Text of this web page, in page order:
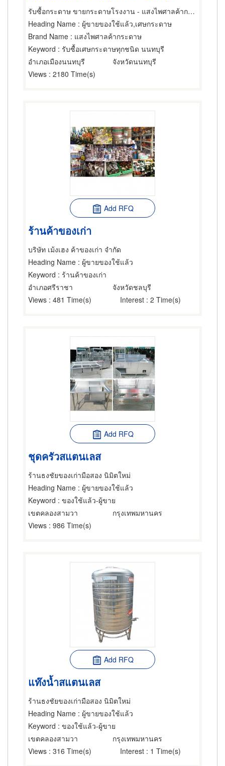
รับซื้อกระดาษ ขายกระดาษโรงงาน - แสงไพศาลค้ากระดาษ
Heading Name : ผู้ขายของใช้แล้ว,เศษกระดาษ
Brand Name : แสงไพศาลค้ากระดาษ
Keyword : รับซื้อเศษกระดาษทุกชนิด นนทบุรี
อำเภอเมืองนนทบุรี
จังหวัดนนทบุรี
Views : 2180 Time(s)
Add RFQ
ร้านค้าของเก่า
บริษัท เม้งเฮง ค้าของเก่า จำกัด
Heading Name : ผู้ขายของใช้แล้ว
Keyword : ร้านค้าของเก่า
อำเภอศรีราชา
จังหวัดชลบุรี
Views : 481 Time(s) Interest : 2 Time(s)
Add RFQ
ชุดครัวสแตนเลส
ร้านธงชัยของเก่ามือสอง นิมิตใหม่
Heading Name : ผู้ขายของใช้แล้ว
Keyword : ของใช้แล้ว-ผู้ขาย
เขตคลองสามวา
กรุงเทพมหานคร
Views : 986 Time(s)
Add RFQ
แท๊งน้ำสแตนเลส
ร้านธงชัยของเก่ามือสอง นิมิตใหม่
Heading Name : ผู้ขายของใช้แล้ว
Keyword : ของใช้แล้ว-ผู้ขาย
เขตคลองสามวา
กรุงเทพมหานคร
Views : 316 Time(s) Interest : 1 Time(s)